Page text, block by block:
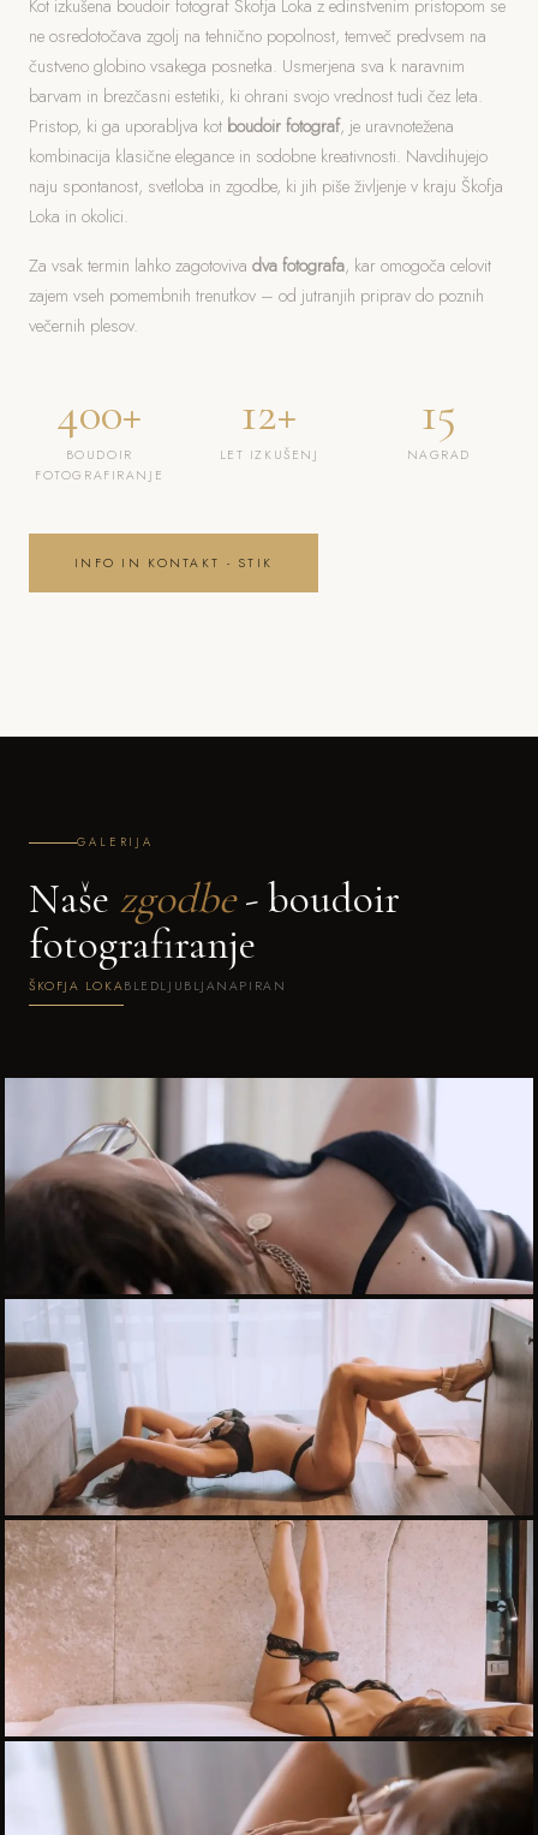
Kot izkušena boudoir fotograf Škofja Loka z edinstvenim pristopom se
ne osredotočava zgolj na tehnično popolnost, temveč predvsem na
čustveno globino vsakega posnetka. Usmerjena sva k naravnim
barvam in brezčasni estetiki, ki ohrani svojo vrednost tudi čez leta.
Pristop, ki ga uporabljva kot boudoir fotograf, je uravnotežena
kombinacija klasične elegance in sodobne kreativnosti. Navdihujejo
naju spontanost, svetloba in zgodbe, ki jih piše življenje v kraju Škofja
Loka in okolici.
Za vsak termin lahko zagotoviva dva fotografa, kar omogoča celovit
zajem vseh pomembnih trenutkov – od jutranjih priprav do poznih
večernih plesov.
400+
BOUDOIR
FOTOGRAFIRANJE
12+
LET IZKUŠENJ
15
NAGRAD
INFO IN KONTAKT - STIK
GALERIJA
Naše zgodbe- boudoir
fotografiranje
ŠKOFJA LOKABLEDLJUBLJANAPIRAN